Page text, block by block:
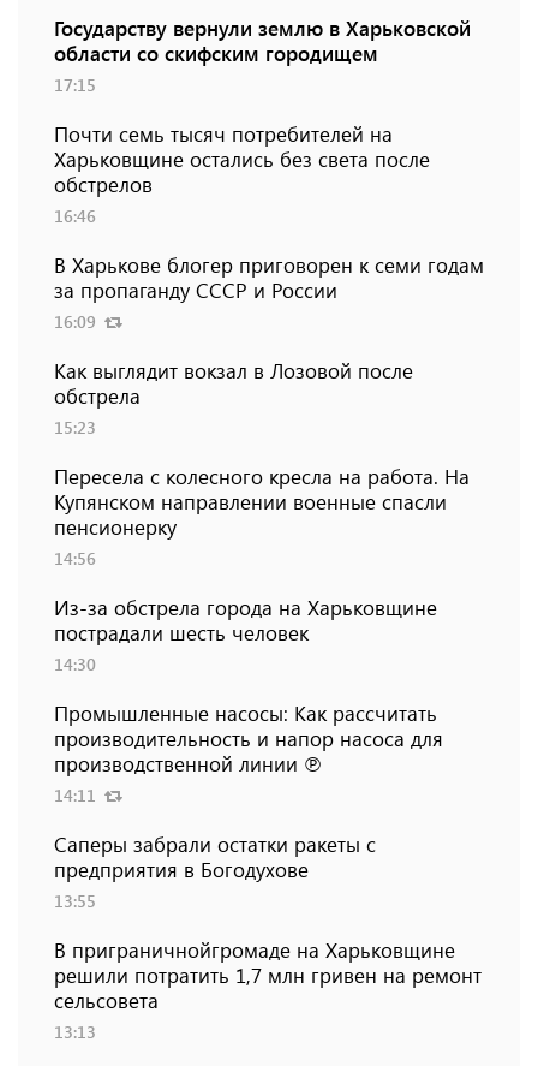
Государству вернули землю в Харьковской
области со скифским городищем
17:15
Почти семь тысяч потребителей на
Харьковщине остались без света после
обстрелов
16:46
В Харькове блогер приговорен к семи годам
за пропаганду СССР и России
16:09
Как выглядит вокзал в Лозовой после
обстрела
15:23
Пересела с колесного кресла на работа. На
Купянском направлении военные спасли
пенсионерку
14:56
Из-за обстрела города на Харьковщине
пострадали шесть человек
14:30
Промышленные насосы: Как рассчитать
производительность и напор насоса для
производственной линии ℗
14:11
Саперы забрали остатки ракеты с
предприятия в Богодухове
13:55
В приграничнойгромаде на Харьковщине
решили потратить 1,7 млн ​​гривен на ремонт
сельсовета
13:13